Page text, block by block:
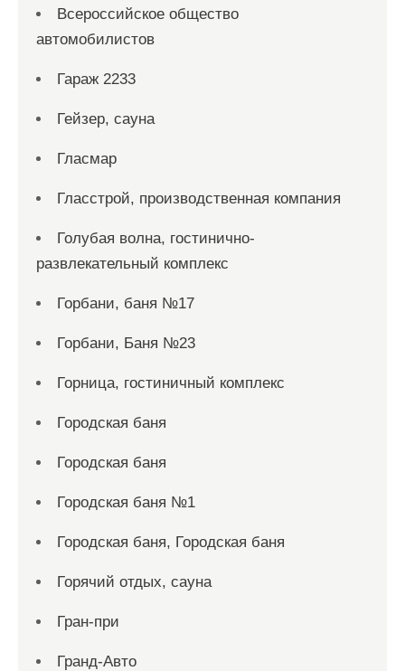
Всероссийское общество
автомобилистов
Гараж 2233
Гейзер, сауна
Гласмар
Гласстрой, производственная компания
Голубая волна, гостинично-
развлекательный комплекс
Горбани, баня №17
Горбани, Баня №23
Горница, гостиничный комплекс
Городская баня
Городская баня
Городская баня №1
Городская баня, Городская баня
Горячий отдых, сауна
Гран-при
Гранд-Авто